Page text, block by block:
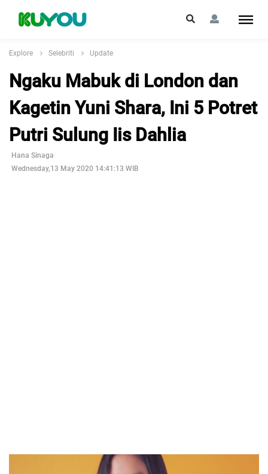
Explore Selebriti Update
Ngaku Mabuk di London dan
Kagetin Yuni Shara, Ini 5 Potret
Putri Sulung Iis Dahlia
Hana Sinaga
Wednesday,13 May 2020 14:41:13 WIB